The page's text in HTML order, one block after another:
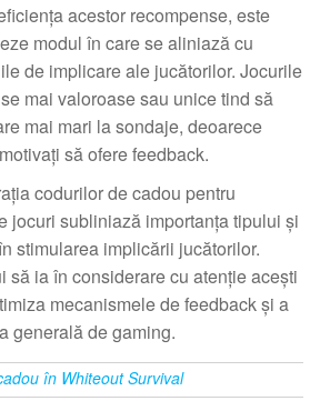
acestor recompense, este
modul în care se aliniază cu
de implicare ale jucătorilor. Jocurile
mai valoroase sau unice tind să
mai mari la sondaje, deoarece
să ofere feedback.
codurilor de cadou pentru
jocuri subliniază importanța tipului și
stimularea implicării jucătorilor.
să ia în considerare cu atenție acești
mecanismele de feedback și a
generală de gaming.
în Whiteout Survival